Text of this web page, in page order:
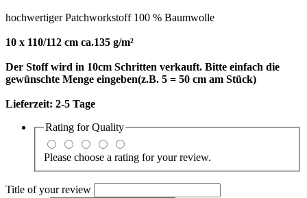
hochwertiger Patchworkstoff 100 % Baumwolle
10 x 110/112 cm ca.135 g/m²
Der Stoff wird in 10cm Schritten verkauft. Bitte einfach die
gewünschte Menge eingeben(z.B. 5 = 50 cm am Stück)
Lieferzeit: 2-5 Tage
Rating forQuality
Please choose a rating for your review.
Title of your review